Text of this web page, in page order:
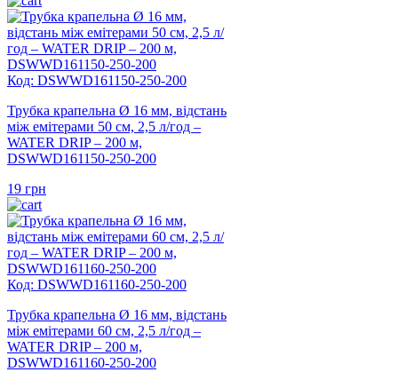
Код: DSWWD161150-250-200
Трубка крапельна Ø 16 мм, відстань
між емітерами 50 см, 2,5 л/год –
WATER DRIP – 200 м,
DSWWD161150-250-200
19 грн
Код: DSWWD161160-250-200
Трубка крапельна Ø 16 мм, відстань
між емітерами 60 см, 2,5 л/год –
WATER DRIP – 200 м,
DSWWD161160-250-200